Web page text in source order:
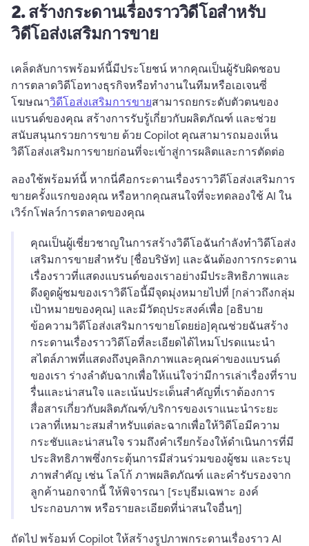
2.สร้างกระดานเรื่องราววิดีโอสำหรับ
วิดีโอส่งเสริมการขาย
เคล็ดลับการพร้อมท์นี้มีประโยชน์ หากคุณเป็นผู้รับผิดชอบ
การตลาดวิดีโอทางธุรกิจหรือทำงานในทีมหรือเอเจนซี่
โฆษณาวิดีโอส่งเสริมการขายสามารถยกระดับตัวตนของ
แบรนด์ของคุณ สร้างการรับรู้เกี่ยวกับผลิตภัณฑ์ และช่วย
สนับสนุนกรวยการขาย ด้วย Copilot คุณสามารถมองเห็น
วิดีโอส่งเสริมการขายก่อนที่จะเข้าสู่การผลิตและการตัดต่อ
ลองใช้พร้อมท์นี้ หากนี่คือกระดานเรื่องราววิดีโอส่งเสริมการ
ขายครั้งแรกของคุณ หรือหากคุณสนใจที่จะทดลองใช้ AI ใน
เวิร์กโฟลว์การตลาดของคุณ
คุณเป็นผู้เชี่ยวชาญในการสร้างวิดีโอฉันกำลังทำวิดีโอส่ง
เสริมการขายสำหรับ [ชื่อบริษัท] และฉันต้องการกระดาน
เรื่องราวที่แสดงแบรนด์ของเราอย่างมีประสิทธิภาพและ
ดึงดูดผู้ชมของเราวิดีโอนี้มีจุดมุ่งหมายไปที่ [กล่าวถึงกลุ่ม
เป้าหมายของคุณ] และมีวัตถุประสงค์เพื่อ [อธิบาย
ข้อความวิดีโอส่งเสริมการขายโดยย่อ]คุณช่วยฉันสร้าง
กระดานเรื่องราววิดีโอที่ละเอียดได้ไหมโปรดแนะนำ
สไตล์ภาพที่แสดงถึงบุคลิกภาพและคุณค่าของแบรนด์
ของเรา ร่างลำดับฉากเพื่อให้แน่ใจว่ามีการเล่าเรื่องที่ราบ
รื่นและน่าสนใจ และเน้นประเด็นสำคัญที่เราต้องการ
สื่อสารเกี่ยวกับผลิตภัณฑ์/บริการของเราแนะนำระยะ
เวลาที่เหมาะสมสำหรับแต่ละฉากเพื่อให้วิดีโอมีความ
กระชับและน่าสนใจ รวมถึงคำเรียกร้องให้ดำเนินการที่มี
ประสิทธิภาพซึ่งกระตุ้นการมีส่วนร่วมของผู้ชม และระบุ
ภาพสำคัญ เช่น โลโก้ ภาพผลิตภัณฑ์ และคำรับรองจาก
ลูกค้านอกจากนี้ ให้พิจารณา [ระบุธีมเฉพาะ องค์
ประกอบภาพ หรือรายละเอียดที่น่าสนใจอื่นๆ]
ถัดไป พร้อมท์ Copilot ให้สร้างรูปภาพกระดานเรื่องราว AI